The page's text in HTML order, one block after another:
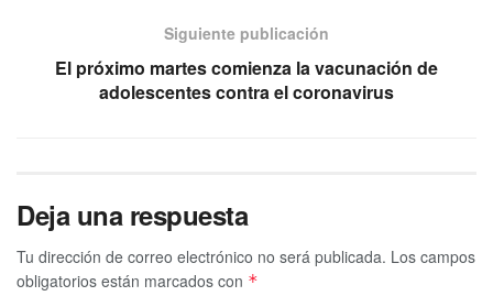
Siguiente publicación
El próximo martes comienza la vacunación de
adolescentes contra el coronavirus
Deja una respuesta
Tu dirección de correo electrónico no será publicada. Los campos
obligatorios están marcados con *